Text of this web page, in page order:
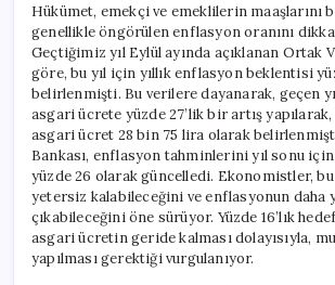
Hükümet, emekçi ve emeklilerin maaşlarını
genellikle öngörülen enflasyon oranını
Geçtiğimiz yıl Eylül ayında açıklanan Ortak
göre, bu yıl için yıllık enflasyon beklentisi
belirlenmişti. Bu verilere dayanarak, geçen
asgari ücrete yüzde 27’lik bir artış
asgari ücret 28 bin 75 lira olarak
Bankası, enflasyon tahminlerini yıl sonu
yüzde 26 olarak güncelledi. Ekonomistler,
yetersiz kalabileceğini ve enflasyonun daha
çıkabileceğini öne sürüyor. Yüzde 16’lık
asgari ücretin geride kalması dolayısıyla,
yapılması gerektiği vurgulanıyor.